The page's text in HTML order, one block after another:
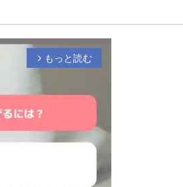
arrow_forward_ios もっと読む